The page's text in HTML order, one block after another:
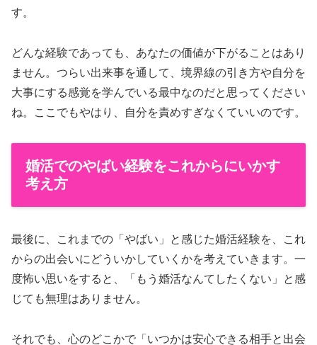
す。
どんな経験であっても、あなたの価値が下がることはあり
ません。つらい出来事を通して、境界線の引き方や自分を
大事にする感覚を学んでいる最中なのだと思ってください
ね。ここでもやはり、自分を責めすぎなくていいのです。
婚活でのやばい経験をこれからにいかす
考え方
最後に、これまでの「やばい」と感じた婚活経験を、これ
からの出会いにどういかしていくかを考えていきます。一
度怖い思いをすると、「もう婚活なんてしたくない」と感
じても無理はありません。
それでも、心のどこかで「いつかは安心できる相手と出会